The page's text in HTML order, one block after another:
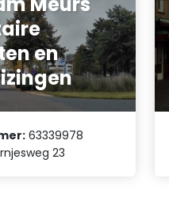
en
63339978
23